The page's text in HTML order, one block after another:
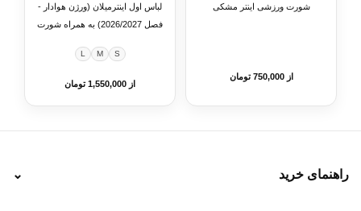
شورت ورزشی اینتر مشکی
از 750,000 تومان
لباس اول اینترمیلان (ورژن هوادار -
فصل 2026/2027) به همراه شورت
S
M
L
از 1,550,000 تومان
راهنمای خرید ⌄